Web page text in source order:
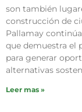
son también
construcción de
Pallamay
que demuestra el
para generar
alternativas
Leer mas »